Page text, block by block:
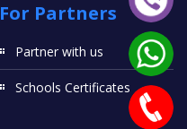
For Partners
Partner with us
Schools Certificates